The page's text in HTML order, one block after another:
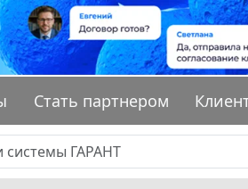
Стать партнером